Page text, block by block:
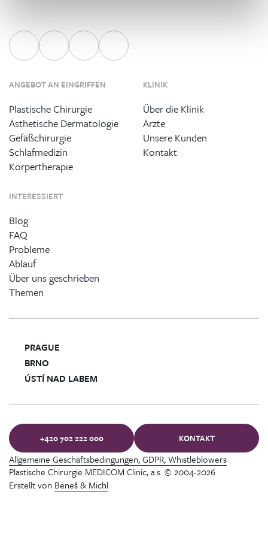
ANGEBOT AN EINGRIFFEN
Plastische Chirurgie
Ästhetische Dermatologie
Gefäßchirurgie
Schlafmedizin
Körpertherapie
KLINIK
Über die Klinik
Ärzte
Unsere Kunden
Kontakt
INTERESSIERT
Blog
FAQ
Probleme
Ablauf
Über uns geschrieben
Themen
PRAGUE
BRNO
ÚSTÍ NAD LABEM
+420 702 222 000 KONTAKT
Plastische Chirurgie MEDICOM Clinic, a.s. © 2004-2026
Allgemeine Geschäftsbedingungen, GDPR, Whistleblowers
Erstellt von Beneš & Michl